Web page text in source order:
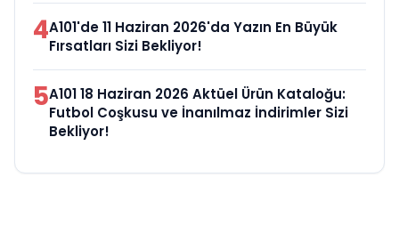
4A101'de 11 Haziran 2026'da Yazın En Büyük
Fırsatları Sizi Bekliyor!
5A101 18 Haziran 2026 Aktüel Ürün Kataloğu:
Futbol Coşkusu ve İnanılmaz İndirimler Sizi
Bekliyor!